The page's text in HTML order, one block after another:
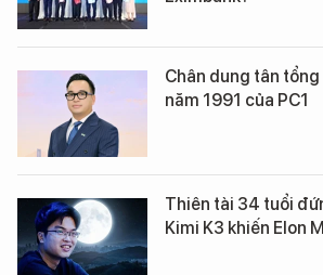
Chân dung tân
năm 1991 của PC1
Thiên tài 34 tuổi
Kimi K3 khiến Elon